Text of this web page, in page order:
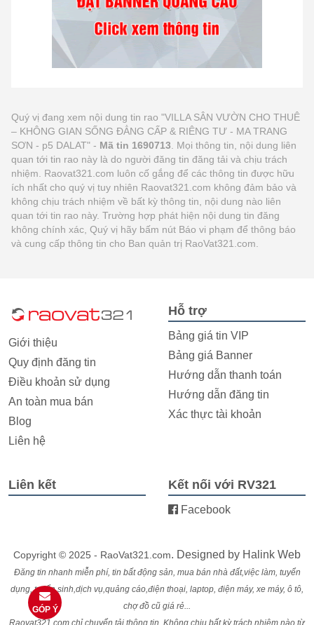
Quý vị đang xem nội dung tin rao "VILLA SÂN VƯỜN CHO THUÊ
– KHÔNG GIAN SỐNG ĐẲNG CẤP & RIÊNG TƯ - MA TRANG
SƠN - p5 DALAT" - Mã tin 1690713 . Mọi thông tin, nội dung liên
quan tới tin rao này là do người đăng tin đăng tải và chịu trách
nhiệm. Raovat321.com luôn cố gắng để các thông tin được hữu
ích nhất cho quý vị tuy nhiên Raovat321.com không đảm bảo và
không chịu trách nhiệm về bất kỳ thông tin, nội dung nào liên
quan tới tin rao này. Trường hợp phát hiện nội dung tin đăng
không chính xác, Quý vị hãy bấm nút Báo vi phạm để thông báo
và cung cấp thông tin cho Ban quản trị RaoVat321.com.
Giới thiệu
Quy định đăng tin
Điều khoản sử dụng
An toàn mua bán
Blog
Liên hệ
Hỗ trợ
Bảng giá tin VIP
Bảng giá Banner
Hướng dẫn thanh toán
Hướng dẫn đăng tin
Xác thực tài khoản
Liên kết Kết nối với RV321
Facebook
Copyright © 2025 - RaoVat321.com. Designed by Halink Web
Đăng tin nhanh miễn phí, tin bất động sản, mua bán nhà đất,việc làm, tuyển
dụng, tuyển sinh,dịch vụ,quảng cáo,điện thoại, laptop, điện máy, xe máy, ô tô,
chợ đồ cũ giá rẻ...
Raovat321.com chỉ chuyển tải thông tin. Không chịu bất kỳ trách nhiệm nào từ
GÓP Ý